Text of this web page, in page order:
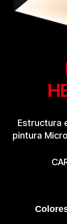
Estructura
pintura